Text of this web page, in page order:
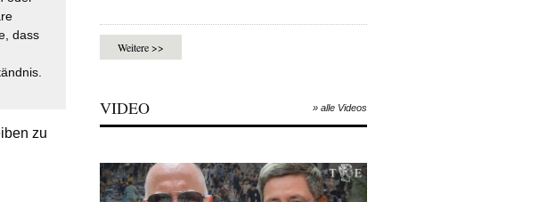
dass
zu
Weitere >>
VIDEO » alle Videos